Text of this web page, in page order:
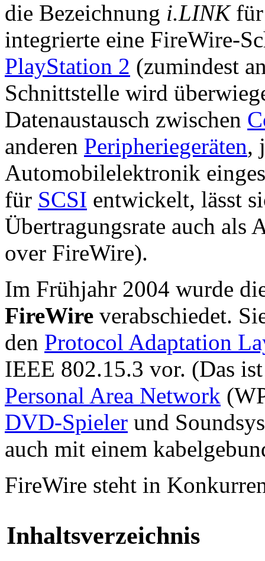
die Bezeichnung i.LINKfür
integrierte eine FireWire-
PlayStation 2 (zumindest
Schnittstelle wird
Datenaustausch zwischen
anderen Peripheriegeräten,
Automobilelektronik
für SCSI entwickelt, lässt
Übertragungsrate auch als
over FireWire).
Im Frühjahr 2004 wurde
FireWire verabschiedet.
den Protocol Adaptation
IEEE 802.15.3 vor. (Das
Personal Area Network
DVD-Spieler und
auch mit einem
FireWire steht in
Inhaltsverzeichnis